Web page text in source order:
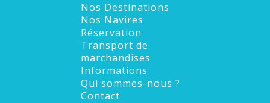
Nos Destinations
Nos Navires
Réservation
Transport de
marchandises
Informations
Qui sommes-nous ?
Contact